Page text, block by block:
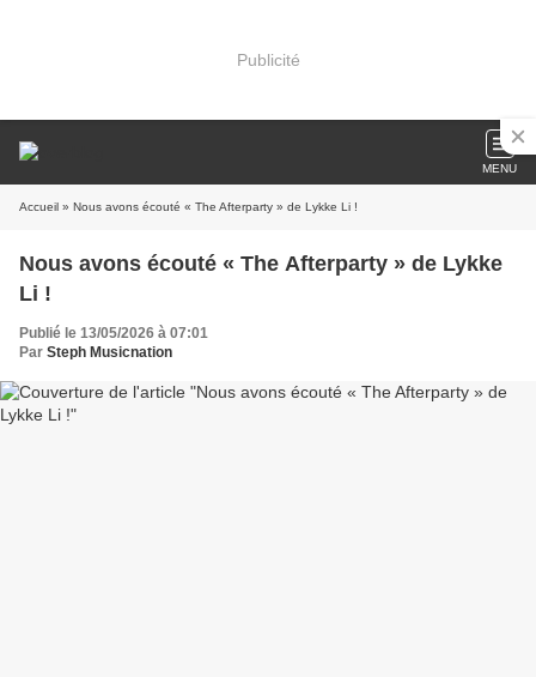
Publicité
MENU
Accueil » Nous avons écouté « The Afterparty » de Lykke Li !
Nous avons écouté « The Afterparty » de Lykke
Li !
Publié le 13/05/2026 à 07:01
Par Steph Musicnation